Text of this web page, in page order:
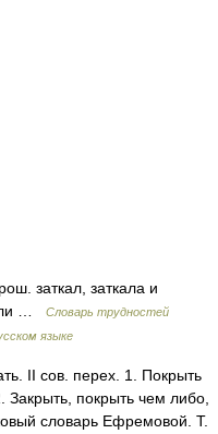
заткал, заткала и
…
Словарь трудностей
языке
II сов. перех. 1. Покрыть
покрыть чем либо,
словарь Ефремовой. Т.